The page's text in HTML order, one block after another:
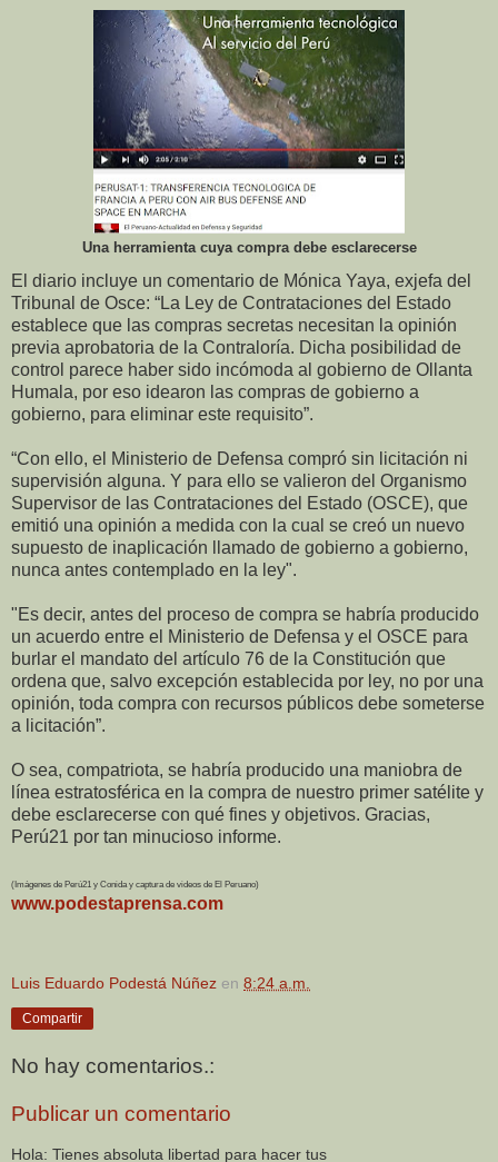
Una herramienta cuya compra debe esclarecerse
El diario incluye un comentario de Mónica Yaya, exjefa del
Tribunal de Osce: “La Ley de Contrataciones del Estado
establece que las compras secretas necesitan la opinión
previa aprobatoria de la Contraloría. Dicha posibilidad de
control parece haber sido incómoda al gobierno de Ollanta
Humala, por eso idearon las compras de gobierno a
gobierno, para eliminar este requisito”.
“Con ello, el Ministerio de Defensa compró sin licitación ni
supervisión alguna. Y para ello se valieron del Organismo
Supervisor de las Contrataciones del Estado (OSCE), que
emitió una opinión a medida con la cual se creó un nuevo
supuesto de inaplicación llamado de gobierno a gobierno,
nunca antes contemplado en la ley".
"Es decir, antes del proceso de compra se habría producido
un acuerdo entre el Ministerio de Defensa y el OSCE para
burlar el mandato del artículo 76 de la Constitución que
ordena que, salvo excepción establecida por ley, no por una
opinión, toda compra con recursos públicos debe someterse
a licitación”.
O sea, compatriota, se habría producido una maniobra de
línea estratosférica en la compra de nuestro primer satélite y
debe esclarecerse con qué fines y objetivos. Gracias,
Perú21 por tan minucioso informe.
(Imágenes de Perú21 y Conida y captura de videos de El Peruano)
www.podestaprensa.com
Luis Eduardo Podestá Núñez en 8:24 a.m.
Compartir
No hay comentarios.:
Publicar un comentario
Hola: Tienes absoluta libertad para hacer tus